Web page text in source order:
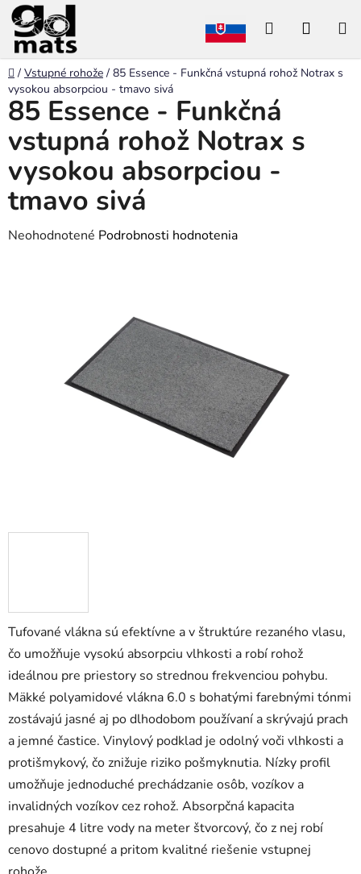
Prejsť
na
obsah
Hľadať
Domov
/ Vstupné rohože / 85 Essence - Funkčná vstupná rohož Notrax s
vysokou absorpciou - tmavo sivá
Tufované vlákna sú efektívne a v štruktúre rezaného vlasu,
čo umožňuje vysokú absorpciu vlhkosti a robí rohož
ideálnou pre priestory so strednou frekvenciou pohybu.
Mäkké polyamidové vlákna 6.0 s bohatými farebnými tónmi
zostávajú jasné aj po dlhodobom používaní a skrývajú prach
a jemné častice. Vinylový podklad je odolný voči vlhkosti a
protišmykový, čo znižuje riziko pošmyknutia. Nízky profil
umožňuje jednoduché prechádzanie osôb, vozíkov a
invalidných vozíkov cez rohož. Absorpčná kapacita
presahuje 4 litre vody na meter štvorcový, čo z nej robí
cenovo dostupné a pritom kvalitné riešenie vstupnej
85 Essence - Funkčná
vstupná rohož Notrax s
vysokou absorpciou -
tmavo sivá
Priemerné
hviezdičiek.
Neohodnotené Podrobnosti hodnotenia